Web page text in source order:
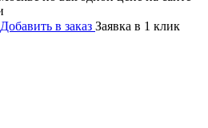
Добавить в заказ Заявка в 1 клик